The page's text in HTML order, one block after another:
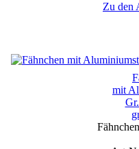
Zu den
mit